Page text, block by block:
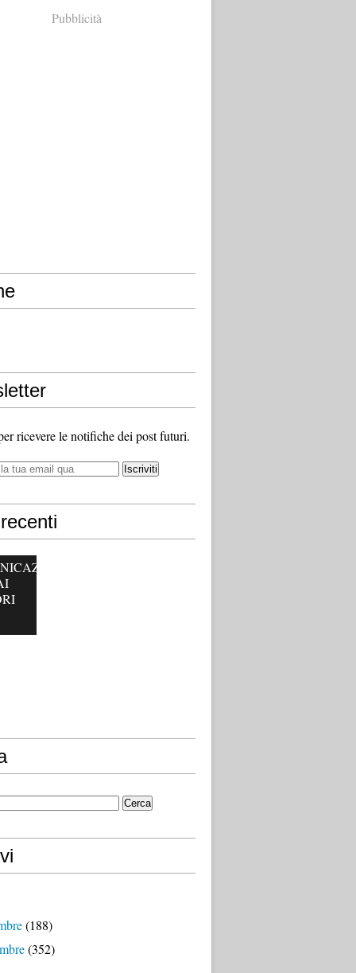
Pubblicità
ricevere le notifiche dei post futuri.
(188)
(352)